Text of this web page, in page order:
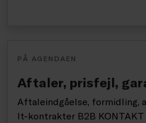
PÅ AGENDAEN
Aftaler, prisfejl,
Aftaleindgåelse, formidling,
It-kontrakter B2B KONTAKT